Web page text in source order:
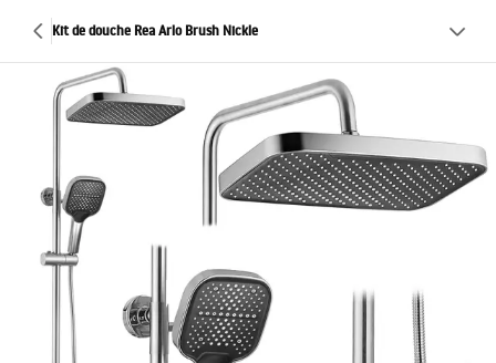
Kit de douche Rea Arlo Brush Nickle